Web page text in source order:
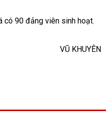
có 90 đảng viên sinh hoạt.
VŨ KHUYÊN